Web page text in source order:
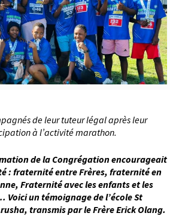
de leur tuteur légal après leur
à l’activité marathon.
de la Congrégation encourageait
: fraternité entre Frères, fraternité en
Fraternité avec les enfants et les
Voici un témoignage de l’école St
transmis par le Frère Erick Olang.